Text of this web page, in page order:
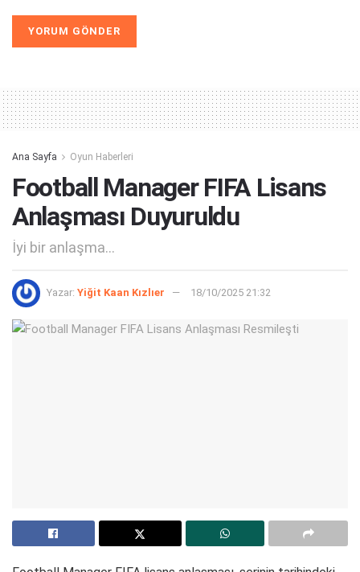
Ana Sayfa Oyun Haberleri
Football Manager FIFA Lisans
Anlaşması Duyuruldu
İyi bir anlaşma...
Yazar: Yiğit Kaan Kızlıer 18/10/2025 21:32